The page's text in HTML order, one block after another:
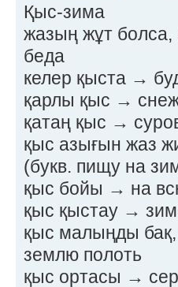
Қыс-зима
жазың жұт
беда
келер қыста →
қарлы қыс →
қатаң қыс →
қыс азығын жаз
(букв. пищу на
қыс бойы → на
қыс қыстау →
қыс малыңды
землю полоть
қыс ортасы →